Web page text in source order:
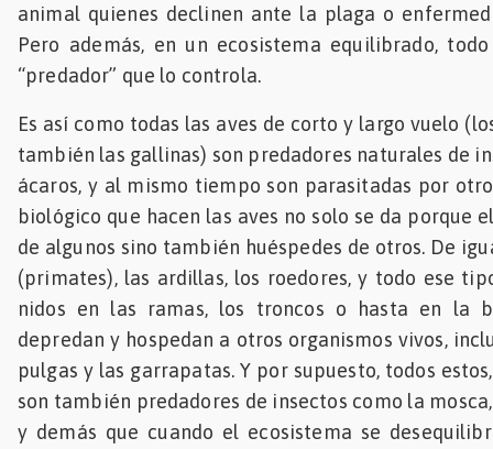
animal quienes declinen ante la plaga o
Pero además, en un ecosistema equilibrado,
“predador” que lo controla.
Es así como todas las aves de corto y largo vuelo
también las gallinas) son predadores naturales de
ácaros, y al mismo tiempo son parasitadas por
biológico que hacen las aves no solo se da porque
de algunos sino también huéspedes de otros. De
(primates), las ardillas, los roedores, y todo ese
nidos en las ramas, los troncos o hasta en la
depredan y hospedan a otros organismos vivos,
pulgas y las garrapatas. Y por supuesto, todos
son también predadores de insectos como la
y demás que cuando el ecosistema se